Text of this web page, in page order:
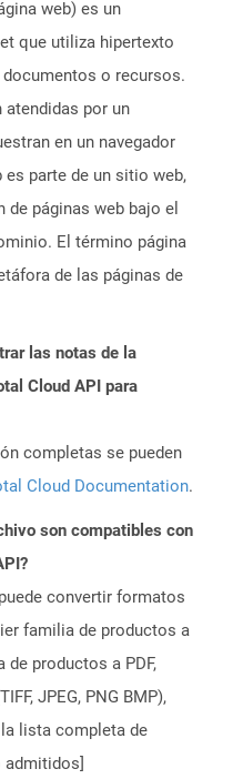
web) es un
que utiliza hipertexto
o recursos.
atendidas por un
en un navegador
es parte de un sitio web,
páginas web bajo el
El término página
de las páginas de
las notas de la
Cloud API para
completas se pueden
Cloud Documentation.
son compatibles con
convertir formatos
familia de productos a
productos a PDF,
JPEG, PNG BMP),
lista completa de
admitidos]